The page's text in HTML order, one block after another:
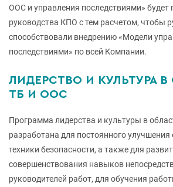
ООС и управления последствиями» будет
руководства КПО с тем расчетом, чтобы
способствовали внедрению «Модели
последствиями» по всей Компании.
ЛИДЕРСТВО И КУЛЬТУРА В
ТБ И ООС
Программа лидерства и культуры в
разработана для постоянного улучшения
техники безопасности, а также для
совершенствования навыков
руководителей работ, для обучения